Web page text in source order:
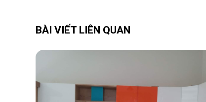
BÀI VIẾT LIÊN QUAN